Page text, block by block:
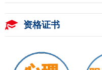
资格证书